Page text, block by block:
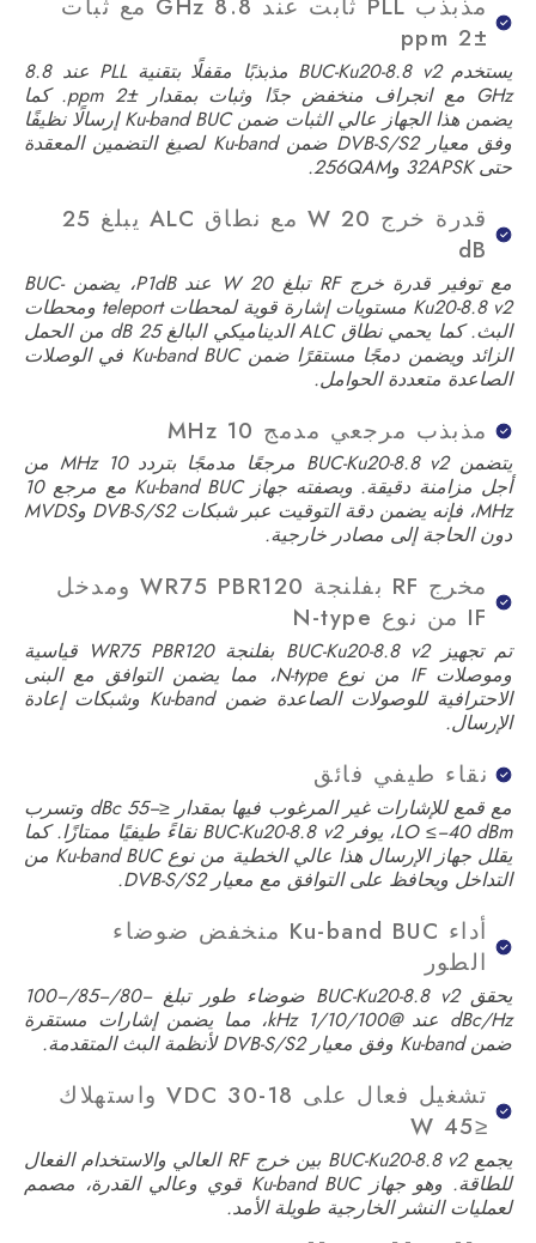
مذبذب PLL ثابت عند 8.8 GHz مع ثبات
±2 ppm
يستخدم BUC-Ku20-8.8 v2 مذبذبًا مقفلًا بتقنية PLL عند 8.8
GHz مع انجراف منخفض جدًا وثبات بمقدار ±2 ppm. كما
يضمن هذا الجهاز عالي الثبات ضمن Ku-band BUC إرسالًا نظيفًا
وفق معيار DVB-S/S2 ضمن Ku-band لصيغ التضمين المعقدة
حتى 32APSK و256QAM.
قدرة خرج 20 W مع نطاق ALC يبلغ 25
dB
مع توفير قدرة خرج RF تبلغ 20 W عند P1dB، يضمن BUC-
Ku20-8.8 v2 مستويات إشارة قوية لمحطات teleport ومحطات
البث. كما يحمي نطاق ALC الديناميكي البالغ 25 dB من الحمل
الزائد ويضمن دمجًا مستقرًا ضمن Ku-band BUC في الوصلات
الصاعدة متعددة الحوامل.
مذبذب مرجعي مدمج 10 MHz
يتضمن BUC-Ku20-8.8 v2 مرجعًا مدمجًا بتردد 10 MHz من
أجل مزامنة دقيقة. وبصفته جهاز Ku-band BUC مع مرجع 10
MHz، فإنه يضمن دقة التوقيت عبر شبكات DVB-S/S2 وMVDS
دون الحاجة إلى مصادر خارجية.
مخرج RF بفلنجة WR75 PBR120 ومدخل
IF من نوع N-type
تم تجهيز BUC-Ku20-8.8 v2 بفلنجة WR75 PBR120 قياسية
وموصلات IF من نوع N-type، مما يضمن التوافق مع البنى
الاحترافية للوصولات الصاعدة ضمن Ku-band وشبكات إعادة
الإرسال.
نقاء طيفي فائق
مع قمع للإشارات غير المرغوب فيها بمقدار ≤−55 dBc وتسرب
LO ≤−40 dBm، يوفر BUC-Ku20-8.8 v2 نقاءً طيفيًا ممتازًا. كما
يقلل جهاز الإرسال هذا عالي الخطية من نوع Ku-band BUC من
التداخل ويحافظ على التوافق مع معيار DVB-S/S2.
أداء Ku-band BUC منخفض ضوضاء
الطور
يحقق BUC-Ku20-8.8 v2 ضوضاء طور تبلغ −80/−85/−100
dBc/Hz عند @1/10/100 kHz، مما يضمن إشارات مستقرة
ضمن Ku-band وفق معيار DVB-S/S2 لأنظمة البث المتقدمة.
تشغيل فعال على 18-30 VDC واستهلاك
≤45 W
يجمع BUC-Ku20-8.8 v2 بين خرج RF العالي والاستخدام الفعال
للطاقة. وهو جهاز Ku-band BUC قوي وعالي القدرة، مصمم
لعمليات النشر الخارجية طويلة الأمد.